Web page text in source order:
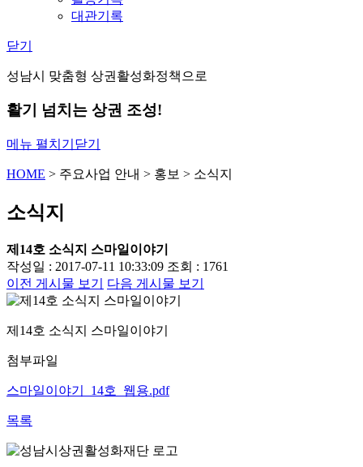
대관기록
닫기
성남시 맞춤형 상권활성화정책으로
활기 넘치는 상권 조성!
메뉴 펼치기 닫기
HOME > 주요사업 안내 > 홍보 > 소식지
소식지
제14호 소식지 스마일이야기
작성일 : 2017-07-11 10:33:09 조회 : 1761
이전 게시물 보기
다음 게시물 보기
제14호 소식지 스마일이야기
첨부파일
스마일이야기_14호_웹용.pdf
목록